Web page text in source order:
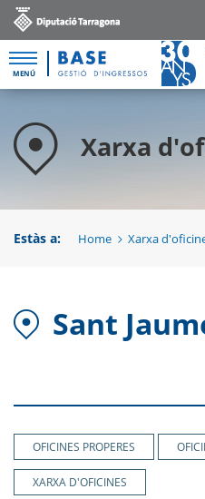
MENÚ
Xarxa
Estàs a: Home Xarxa
Sant
OFICINES PROPERES
XARXA D'OFICINES